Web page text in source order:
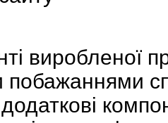
виробленої